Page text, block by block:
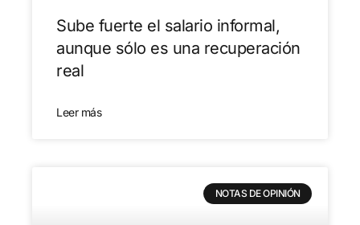
Sube fuerte el salario informal,
aunque sólo es una recuperación
real
Leer más
NOTAS DE OPINIÓN